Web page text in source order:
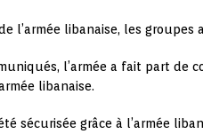
l’armée libanaise, les
l’armée a fait part
libanaise.
sécurisée grâce à l’armée